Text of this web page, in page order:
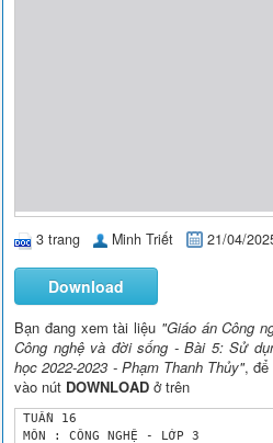
3 trang Minh Triết 21/04/
Download
Bạn đang xem tài liệu "Giáo án Công
Công nghệ và đời sống - Bài 5: Sử
học 2022-2023 - Phạm Thanh Thủy", để
vào nút DOWNLOAD ở trên
TUẦN 16
MÔN : CÔNG NGHỆ - LỚP 3